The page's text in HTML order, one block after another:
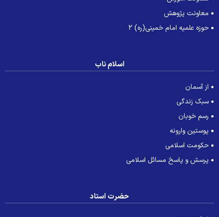
معاونت پژوهش
حوزه علمیه امام خمینی(ره) 2
اسلام ناب
از آسمان
سبک زندگی
رسم خوبان
پوستین وارونه
حکومت اسلامی
پرسش و پاسخ مسائل اسلامی
حضرت استاد